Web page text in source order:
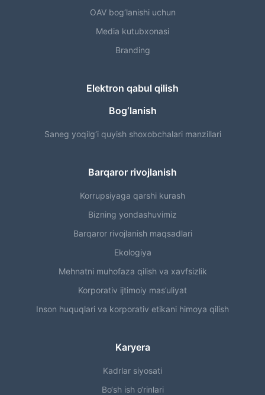
OAV bog‘lanishi uchun
Media kutubxonasi
Branding
Elektron qabul qilish
Bog‘lanish
Saneg yoqilg‘i quyish shoxobchalari manzillari
Barqaror rivojlanish
Korrupsiyaga qarshi kurash
Bizning yondashuvimiz
Barqaror rivojlanish maqsadlari
Ekologiya
Mehnatni muhofaza qilish va xavfsizlik
Korporativ ijtimoiy mas’uliyat
Inson huquqlari va korporativ etikani himoya qilish
Karyera
Kadrlar siyosati
Bo‘sh ish o‘rinlari